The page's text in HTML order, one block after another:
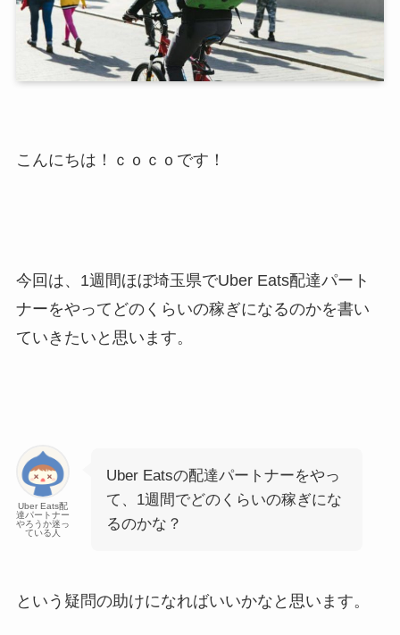
こんにちは！ｃｏｃｏです！
今回は、1週間ほぼ埼玉県でUber Eats配達パート
ナーをやってどのくらいの稼ぎになるのかを書い
ていきたいと思います。
Uber Eats配
達パートナー
やろうか迷っ
ている人
Uber Eatsの配達パートナーをやっ
て、1週間でどのくらいの稼ぎにな
るのかな？
という疑問の助けになればいいかなと思います。